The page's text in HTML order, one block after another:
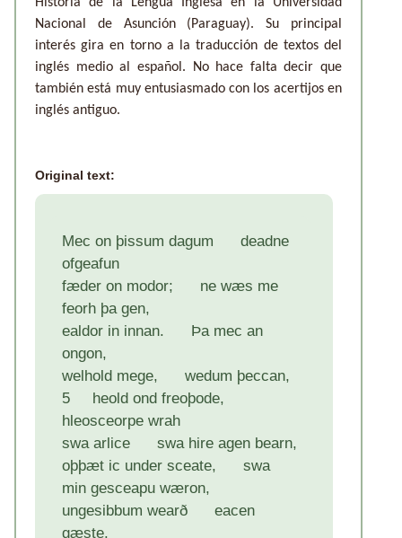
Nacional de Asunción (Paraguay). Su principal
interés gira en torno a la traducción de textos del
inglés medio al español. No hace falta decir que
también está muy entusiasmado con los acertijos en
inglés antiguo.
Original text:
Mec on þissum dagum deadne
ofgeafun
fæder on modor; ne wæs me
feorh þa gen,
ealdor in innan. Þa mec an
ongon,
welhold mege, wedum þeccan,
5 heold ond freoþode,
hleosceorpe wrah
swa arlice swa hire agen bearn,
oþþæt ic under sceate, swa
min gesceapu wæron,
ungesibbum wearð eacen
gæste.